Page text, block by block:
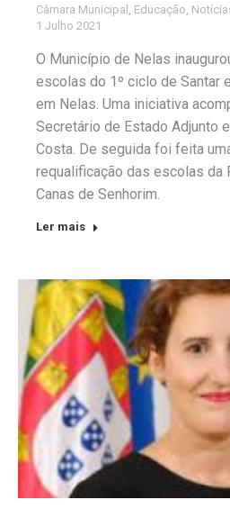
Câmara Municipal Educação
1 Julho 2021
O Município de Nelas
escolas do 1º ciclo de Santar
em Nelas. Uma iniciativa
Secretário de Estado Adjunto
Costa. De seguida foi feita
requalificação das escolas da
Canas de Senhorim.
Ler mais